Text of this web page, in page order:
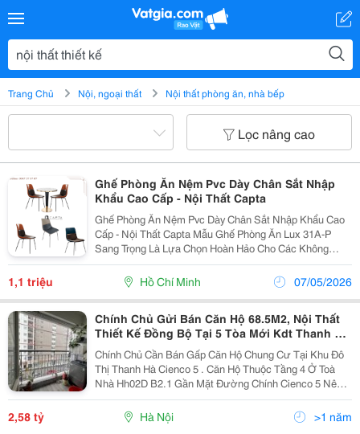
Trang Chủ Nội, ngoại thất Nội thất phòng ăn, nhà bếp
Lọc nâng cao
Ghế Phòng Ăn Nệm Pvc Dày Chân Sắt Nhập
Khẩu Cao Cấp - Nội Thất Capta
Ghế Phòng Ăn Nệm Pvc Dày Chân Sắt Nhập Khẩu Cao
Cấp - Nội Thất Capta Mẫu Ghế Phòng Ăn Lux 31A-P
Sang Trọng Là Lựa Chọn Hoàn Hảo Cho Các Không
Gian Nội Thất. Thiết Kế Nhỏ Gọn Tiện Lợi, Kết Hợp
Màu Sắc Giữa Nâu &Ndash; Cam, Nâu &Ndash; Xanh,
Xám Đậm...
1,1 triệu Hồ Chí Minh 07/05/2026
Chính Chủ Gửi Bán Căn Hộ 68.5M2, Nội Thất
Thiết Kế Đồng Bộ Tại 5 Tòa Mới Kdt Thanh Hà
Mường Thanh
Chính Chủ Cần Bán Gấp Căn Hộ Chung Cư Tại Khu Đô
Thị Thanh Hà Cienco 5 . Căn Hộ Thuộc Tầng 4 Ở Toà
Nhà Hh02D B2.1 Gần Mặt Đường Chính Cienco 5 Nên
Rất Thuận Tiện Giao Thông, Đầy Đủ Tiện Ích, Dịch Vụ
Như Trường Học, Bệnh Viện, Chợ, Siêu Thị, Sân
Chơi,...
2,58 tỷ Hà Nội >1 năm